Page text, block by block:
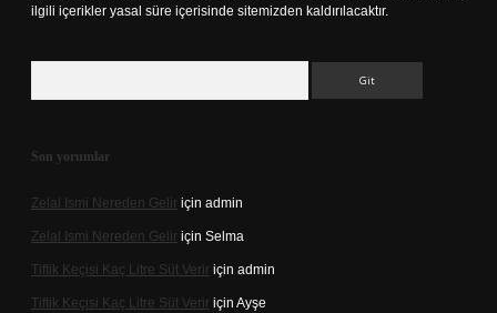
ilgili içerikler yasal süre içerisinde sitemizden kaldırılacaktır.
Son yorumlar
Zelal Ismi Nereden Gelir için admin
Zelal Ismi Nereden Gelir için Selma
Tiftik Keçisi Kaç Litre Süt Verir için admin
Tiftik Keçisi Kaç Litre Süt Verir için Ayşe